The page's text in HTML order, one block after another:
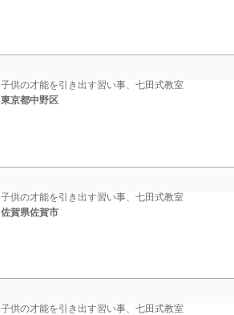
子供の才能を引き出す習い事、七田式教室
東京都中野区
子供の才能を引き出す習い事、七田式教室
佐賀県佐賀市
子供の才能を引き出す習い事、七田式教室